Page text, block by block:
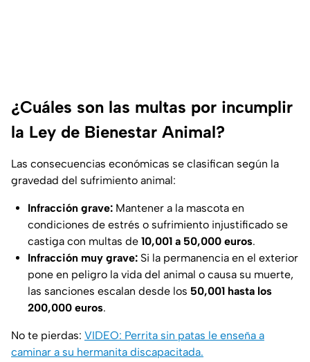
¿Cuáles son las multas por incumplir
la Ley de Bienestar Animal?
Las consecuencias económicas se clasifican según la
gravedad del sufrimiento animal:
Infracción grave: Mantener a la mascota en
condiciones de estrés o sufrimiento injustificado se
castiga con multas de 10,001 a 50,000 euros.
Infracción muy grave: Si la permanencia en el exterior
pone en peligro la vida del animal o causa su muerte,
las sanciones escalan desde los 50,001 hasta los
200,000 euros.
No te pierdas: VIDEO: Perrita sin patas le enseña a
caminar a su hermanita discapacitada.